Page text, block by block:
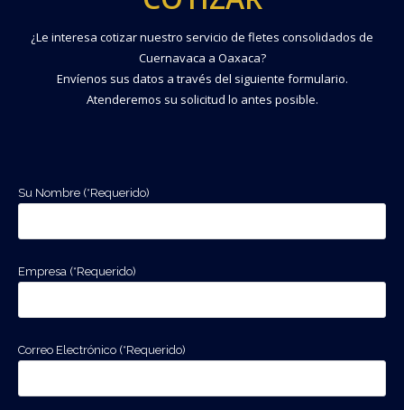
¿Le interesa cotizar nuestro servicio de fletes consolidados de
Cuernavaca a Oaxaca?
Envíenos sus datos a través del siguiente formulario.
Atenderemos su solicitud lo antes posible.
Su Nombre (*Requerido)
Empresa (*Requerido)
Correo Electrónico (*Requerido)